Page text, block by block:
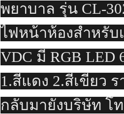
พยาบาล รุ่น CL-
ไฟหน้าห้องสำหรับ
VDC มี RGB LED
1.สีแดง 2.สีเขียว
กลับมายังบริษัท โท